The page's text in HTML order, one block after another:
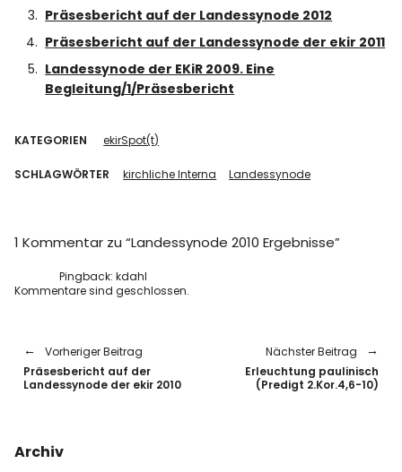
Präsesbericht auf der Landessynode 2012
Präsesbericht auf der Landessynode der ekir 2011
Landessynode der EKiR 2009. Eine
Begleitung/1/Präsesbericht
KATEGORIEN ekirSpot(t)
SCHLAGWÖRTER kirchliche Interna Landessynode
1 Kommentar zu “Landessynode 2010 Ergebnisse”
Pingback:kdahl
Kommentare sind geschlossen.
Vorheriger Beitrag
Präsesbericht auf der
Landessynode der ekir 2010
Nächster Beitrag
Erleuchtung paulinisch
(Predigt 2.Kor.4,6-10)
Archiv